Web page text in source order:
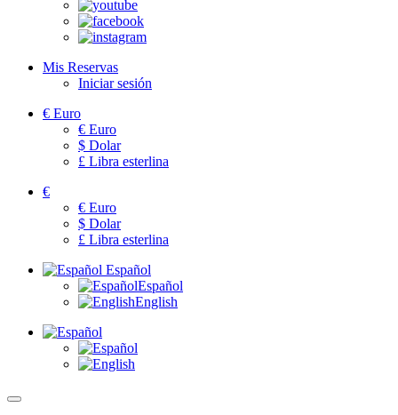
Mis Reservas
Iniciar sesión
€ Euro
€ Euro
$ Dolar
£ Libra esterlina
€
€ Euro
$ Dolar
£ Libra esterlina
Español
Español
English